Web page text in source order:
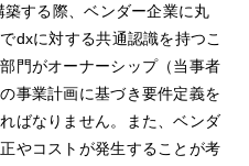
する際、ベンダー企業に丸
dxに対する共通認識を持つこ
門がオーナーシップ（当事者
事業計画に基づき要件定義を
ばなりません。また、ベンダ
やコストが発生することが考